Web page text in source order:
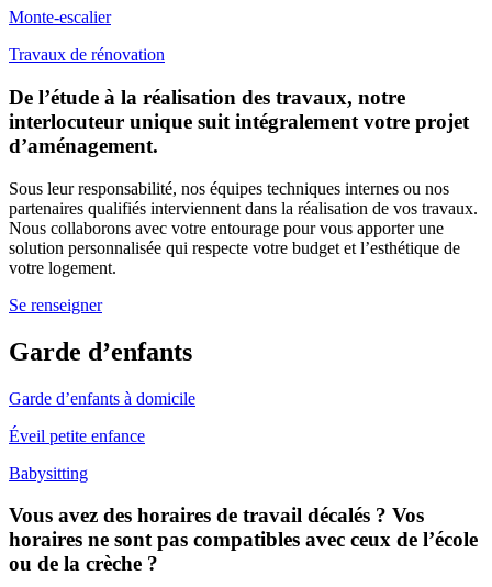
Monte-escalier
Travaux de rénovation
De l’étude à la réalisation des travaux, notre
interlocuteur unique suit intégralement votre projet
d’aménagement.
Sous leur responsabilité, nos équipes techniques internes ou nos
partenaires qualifiés interviennent dans la réalisation de vos travaux.
Nous collaborons avec votre entourage pour vous apporter une
solution personnalisée qui respecte votre budget et l’esthétique de
votre logement.
Se renseigner
Garde d’enfants
Garde d’enfants à domicile
Éveil petite enfance
Babysitting
Vous avez des horaires de travail décalés ? Vos
horaires ne sont pas compatibles avec ceux de l’école
ou de la crèche ?